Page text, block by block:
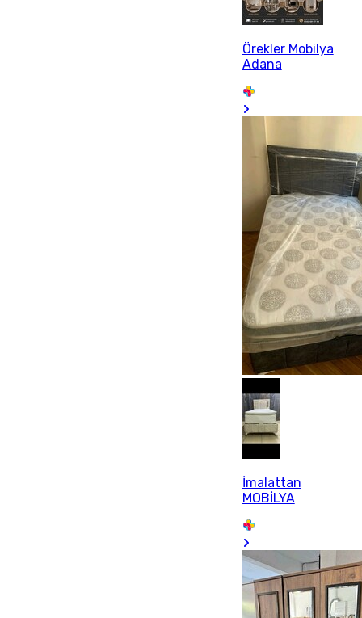
Örekler Mobilya
Adana
İmalattan
MOBİLYA